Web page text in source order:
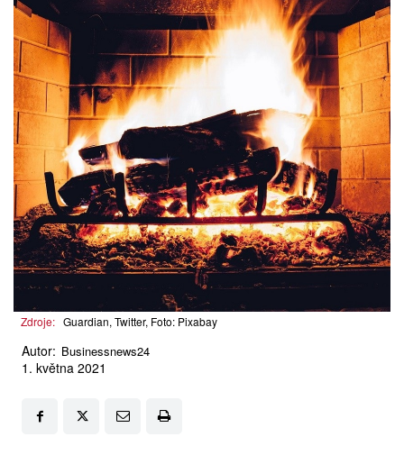
Zdroje: Guardian, Twitter, Foto: Pixabay
Autor: Businessnews24
1. května 2021